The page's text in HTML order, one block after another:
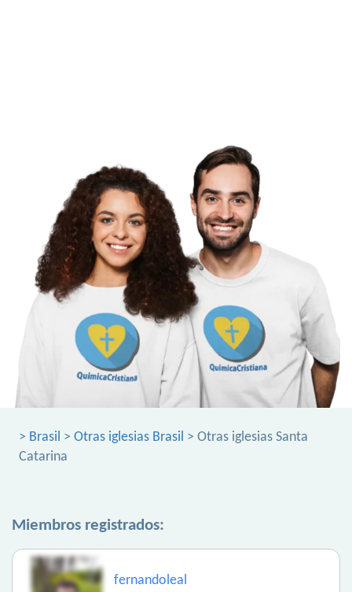
> Brasil > Otras iglesias Brasil > Otras iglesias Santa
Catarina
Miembros registrados:
fernandoleal